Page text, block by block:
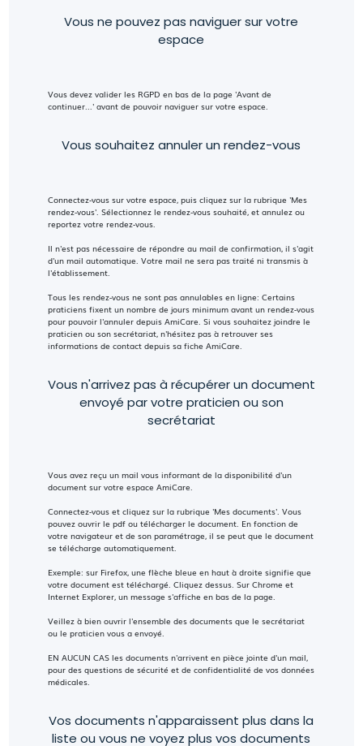
Vous ne pouvez pas naviguer sur votre
espace
Vous devez valider les RGPD en bas de la page 'Avant de
continuer...' avant de pouvoir naviguer sur votre espace.
Vous souhaitez annuler un rendez-vous
Connectez-vous sur votre espace, puis cliquez sur la rubrique 'Mes
rendez-vous'. Sélectionnez le rendez-vous souhaité, et annulez ou
reportez votre rendez-vous.
Il n'est pas nécessaire de répondre au mail de confirmation, il s'agit
d'un mail automatique. Votre mail ne sera pas traité ni transmis à
l'établissement.
Tous les rendez-vous ne sont pas annulables en ligne: Certains
praticiens fixent un nombre de jours minimum avant un rendez-vous
pour pouvoir l'annuler depuis AmiCare. Si vous souhaitez joindre le
praticien ou son secrétariat, n'hésitez pas à retrouver ses
informations de contact depuis sa fiche AmiCare.
Vous n'arrivez pas à récupérer un document
envoyé par votre praticien ou son
secrétariat
Vous avez reçu un mail vous informant de la disponibilité d'un
document sur votre espace AmiCare.
Connectez-vous et cliquez sur la rubrique 'Mes documents'. Vous
pouvez ouvrir le pdf ou télécharger le document. En fonction de
votre navigateur et de son paramétrage, il se peut que le document
se télécharge automatiquement.
Exemple: sur Firefox, une flèche bleue en haut à droite signifie que
votre document est téléchargé. Cliquez dessus. Sur Chrome et
Internet Explorer, un message s'affiche en bas de la page.
Veillez à bien ouvrir l'ensemble des documents que le secrétariat
ou le praticien vous a envoyé.
EN AUCUN CAS les documents n'arrivent en pièce jointe d'un mail,
pour des questions de sécurité et de confidentialité de vos données
médicales.
Vos documents n'apparaissent plus dans la
liste ou vous ne voyez plus vos documents